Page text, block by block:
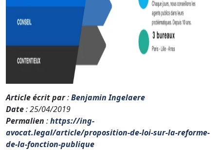
Article écrit par:Benjamin Ingelaere
Date: 25/04/2019
Permalien :https://ing-
avocat.legal/article/proposition-de-loi-sur-la-reforme-
de-la-fonction-publique